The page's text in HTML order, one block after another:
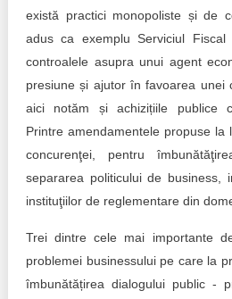
există practici monopoliste și de
adus ca exemplu Serviciul
controalele asupra unui agent
presiune și ajutor în favoarea unei
aici notăm și achizițiile publice
Printre amendamentele propuse la
concurenţei, pentru
separarea politicului de business,
instituţiilor de reglementare din
Trei dintre cele mai importante
problemei businessului pe care la
îmbunătățirea dialogului public -